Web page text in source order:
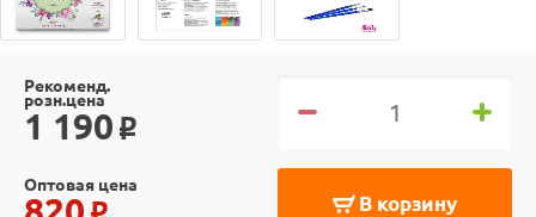
Рекоменд.
розн.цена
1 190 o
В корзину
Оптовая цена